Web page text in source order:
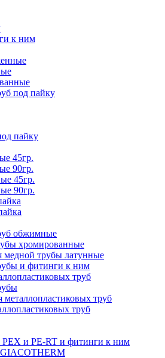
к ним
под пайку
пайку
45гр.
90гр.
45гр.
90гр.
обжимные
хромированные
трубы латунные
и фитинги к ним
труб
труб
труб
и PE-RT и фитинги к ним
GIACOTHERM